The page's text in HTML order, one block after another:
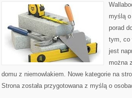
myślą
porad
tym, co
jest
można
domu z niemowlakiem. Nowe kategorie na
Strona została przygotowana z myślą o